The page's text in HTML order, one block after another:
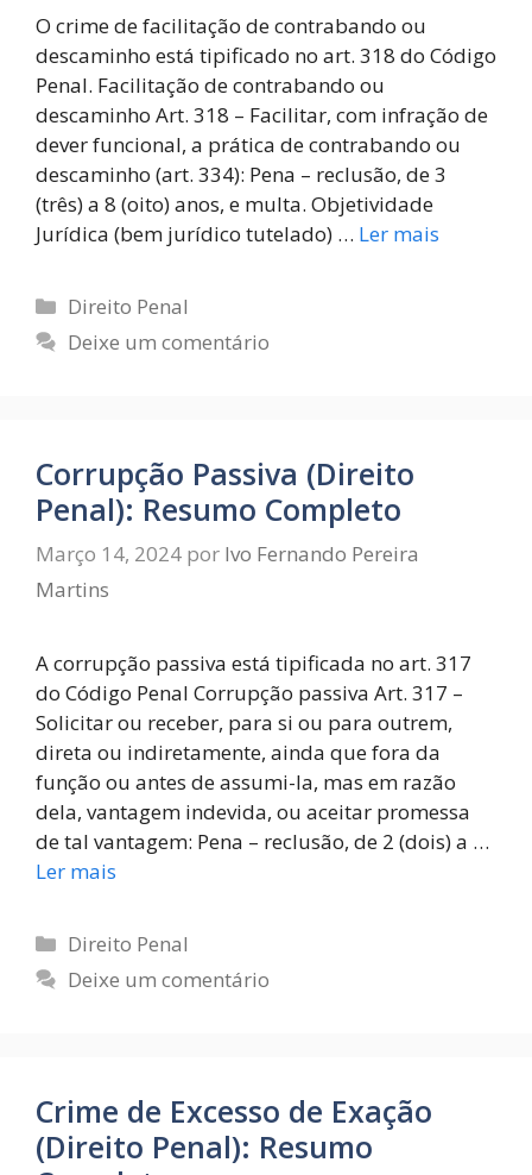
O crime de facilitação de contrabando ou
descaminho está tipificado no art. 318 do Código
Penal. Facilitação de contrabando ou
descaminho Art. 318 – Facilitar, com infração de
dever funcional, a prática de contrabando ou
descaminho (art. 334): Pena – reclusão, de 3
(três) a 8 (oito) anos, e multa. Objetividade
Jurídica (bem jurídico tutelado) … Ler mais
Direito Penal
Deixe um comentário
Corrupção Passiva (Direito
Penal): Resumo Completo
Março 14, 2024 por Ivo Fernando Pereira
Martins
A corrupção passiva está tipificada no art. 317
do Código Penal Corrupção passiva Art. 317 –
Solicitar ou receber, para si ou para outrem,
direta ou indiretamente, ainda que fora da
função ou antes de assumi-la, mas em razão
dela, vantagem indevida, ou aceitar promessa
de tal vantagem: Pena – reclusão, de 2 (dois) a …
Ler mais
Direito Penal
Deixe um comentário
Crime de Excesso de Exação
(Direito Penal): Resumo